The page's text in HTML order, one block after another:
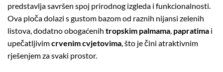
predstavlja savršen spoj prirodnog izgleda i funkcionalnosti.
Ova ploča dolazi s gustom bazom od raznih nijansi zelenih
listova, dodatno obogaćenih tropskim palmama, papratima i
upečatljivimcrvenim cvjetovima, što je čini atraktivnim
rješenjem za svaki prostor.